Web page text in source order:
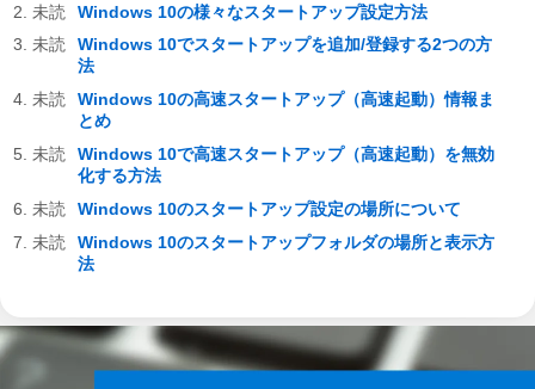
Windows 10の様々なスタートアップ設定方法
Windows 10でスタートアップを追加/登録する2つの方
法
Windows 10の高速スタートアップ（高速起動）情報ま
とめ
Windows 10で高速スタートアップ（高速起動）を無効
化する方法
Windows 10のスタートアップ設定の場所について
Windows 10のスタートアップフォルダの場所と表示方
法